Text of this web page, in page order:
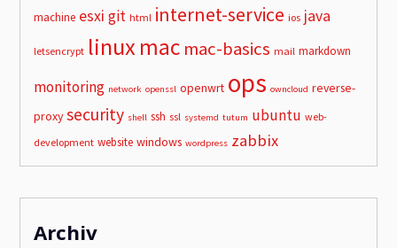
machine esxi git html internet-service ios java
letsencrypt linuxmac mac-basics mail markdown
monitoring network openssl openwrt ops owncloud reverse-
proxy security shell ssh ssl systemd tutum ubuntu web-
development website windows wordpress zabbix
Archiv